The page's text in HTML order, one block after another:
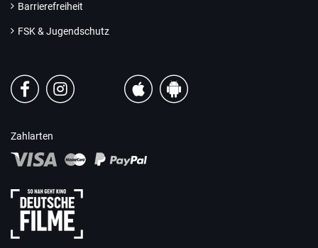
Barrierefreiheit
FSK & Jugendschutz
Zahlarten